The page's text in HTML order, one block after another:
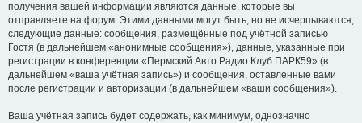
получения вашей информации являются данные, которые вы
отправляете на форум. Этими данными могут быть, но не исчерпываются,
следующие данные: сообщения, размещённые под учётной записью
Гостя (в дальнейшем «анонимные сообщения»), данные, указанные при
регистрации в конференции «Пермский Авто Радио Клуб ПАРК59» (в
дальнейшем «ваша учётная запись») и сообщения, оставленные вами
после регистрации и авторизации (в дальнейшем «ваши сообщения»).
Ваша учётная запись будет содержать, как минимум, однозначно